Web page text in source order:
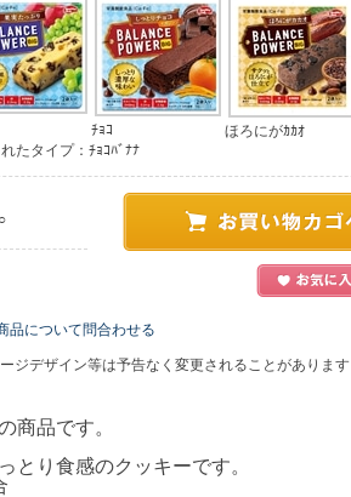
ﾁｮｺ
ほろにがｶｶｵ
たタイプ：ﾁｮｺﾊﾞﾅﾅ
品について問合わせる
ジデザイン等は予告なく変更されることがあります
商品です。
とり食感のクッキーです。